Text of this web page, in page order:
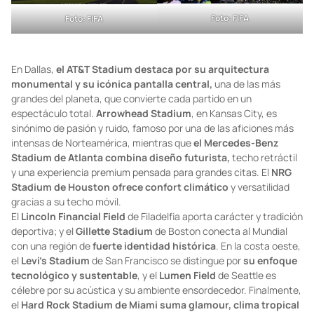
Foto: FIFA Foto: FIFA
En Dallas, el AT&T Stadium destaca por su arquitectura
monumental y su icónica pantalla central, una de las más
grandes del planeta, que convierte cada partido en un
espectáculo total. Arrowhead Stadium, en Kansas City, es
sinónimo de pasión y ruido, famoso por una de las aficiones más
intensas de Norteamérica, mientras queel Mercedes-Benz
Stadium de Atlanta combina diseño futurista, techo retráctil
y una experiencia premium pensada para grandes citas. El NRG
Stadium de Houston ofrece confort climático y versatilidad
gracias a su techo móvil.
El Lincoln Financial Field de Filadelfia aporta carácter y tradición
deportiva; y elGillette Stadium de Boston conecta al Mundial
con una región defuerte identidad histórica. En la costa oeste,
el Levi’s Stadium de San Francisco se distingue porsu enfoque
tecnológico y sustentable, y el Lumen Field de Seattle es
célebre por su acústica y su ambiente ensordecedor. Finalmente,
el Hard Rock Stadium de Miami suma glamour, clima tropical